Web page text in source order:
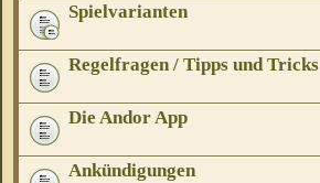
Spielvarianten
Regelfragen / Tipps und Tricks
Die Andor App
Ankündigungen